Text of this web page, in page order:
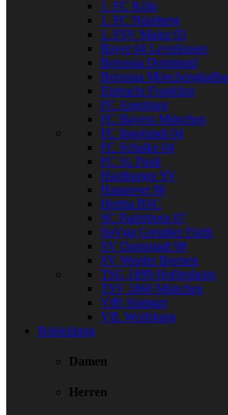
1. FC Köln
1. FC Nürnberg
1. FSV Mainz 05
Bayer 04 Leverkusen
Borussia Dortmund
Borussia
Eintracht Frankfurt
FC Augsburg
FC Bayern München
FC Ingolstadt 04
FC Schalke 04
FC St. Pauli
Hamburger SV
Hannover 96
Hertha BSC
SC Paderborn 07
SpVgg Greuther Fürth
SV Darmstadt 98
SV Werder Bremen
TSG 1899 Hoffenheim
TSV 1860 München
VfB Stuttgart
VfL Wolfsburg
Bekleidung
Damen
Herren